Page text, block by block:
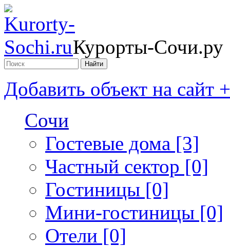
Курорты-Сочи.ру
Добавить объект на сайт +
Сочи
Гостевые дома [3]
Частный сектор [0]
Гостиницы [0]
Мини-гостиницы [0]
Отели [0]